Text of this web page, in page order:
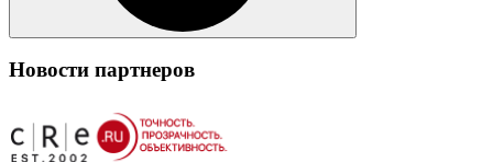
Новости партнеров